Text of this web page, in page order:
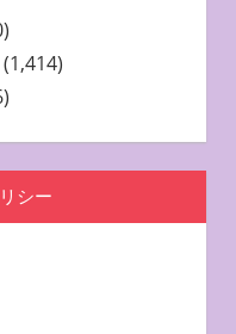
シー